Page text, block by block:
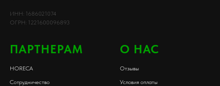
ИНН: 1686021074
ОГРН: 1221600096893
ПАРТНЕРАМ
HORECA
Сотрудничество
О НАС
Отзывы
Условия оплаты